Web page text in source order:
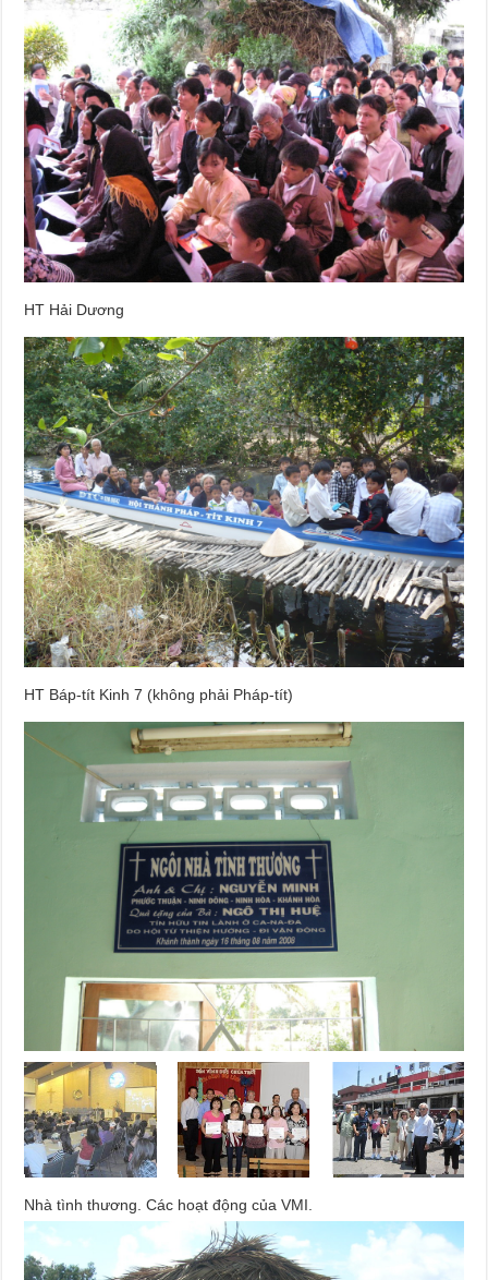
HT Hải Dương
HT Báp-tít Kinh 7 (không phải Pháp-tít)
Nhà tình thương. Các hoạt động của VMI.